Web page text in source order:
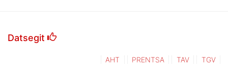
Datsegit
AHT PRENTSA TAV TGV